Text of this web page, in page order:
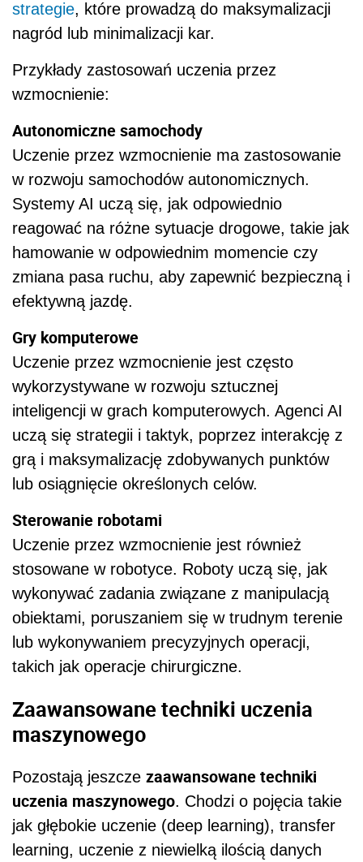
strategie, które prowadzą do maksymalizacji
nagród lub minimalizacji kar.
Przykłady zastosowań uczenia przez
wzmocnienie:
Autonomiczne samochody
Uczenie przez wzmocnienie ma zastosowanie
w rozwoju samochodów autonomicznych.
Systemy AI uczą się, jak odpowiednio
reagować na różne sytuacje drogowe, takie jak
hamowanie w odpowiednim momencie czy
zmiana pasa ruchu, aby zapewnić bezpieczną i
efektywną jazdę.
Gry komputerowe
Uczenie przez wzmocnienie jest często
wykorzystywane w rozwoju sztucznej
inteligencji w grach komputerowych. Agenci AI
uczą się strategii i taktyk, poprzez interakcję z
grą i maksymalizację zdobywanych punktów
lub osiągnięcie określonych celów.
Sterowanie robotami
Uczenie przez wzmocnienie jest również
stosowane w robotyce. Roboty uczą się, jak
wykonywać zadania związane z manipulacją
obiektami, poruszaniem się w trudnym terenie
lub wykonywaniem precyzyjnych operacji,
takich jak operacje chirurgiczne.
Zaawansowane techniki uczenia
maszynowego
Pozostają jeszcze zaawansowane techniki
uczenia maszynowego. Chodzi o pojęcia takie
jak głębokie uczenie (deep learning), transfer
learning, uczenie z niewielką ilością danych